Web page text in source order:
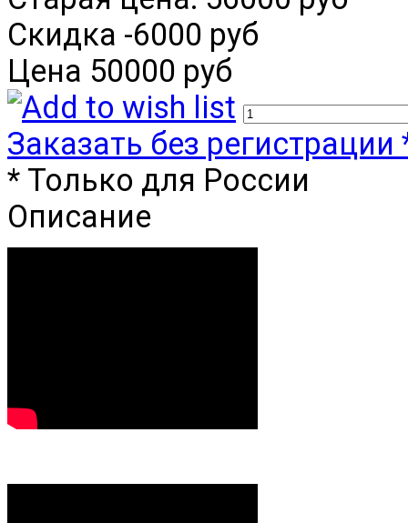
Скидка -6000 руб
Цена 50000 руб
Заказать без регистрации
* Только для России
Описание